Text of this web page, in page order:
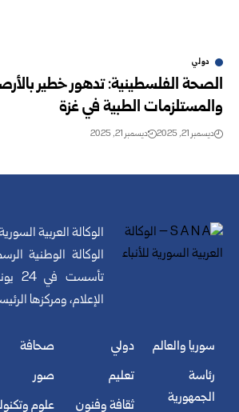
دولي
الصحة الفلسطينية: تدهور خطير
والمستلزمات الطبية في غزة
ديسمبر 21, 2025 ديسمبر 21, 2025
الوكالة العربية
الوكالة الوطنية
الإعلام، ومركزها
سوريا والعالم
رئاسة
الجمهورية
دولي
تعليم
ثقافة وفنون
صحافة
صور
علوم